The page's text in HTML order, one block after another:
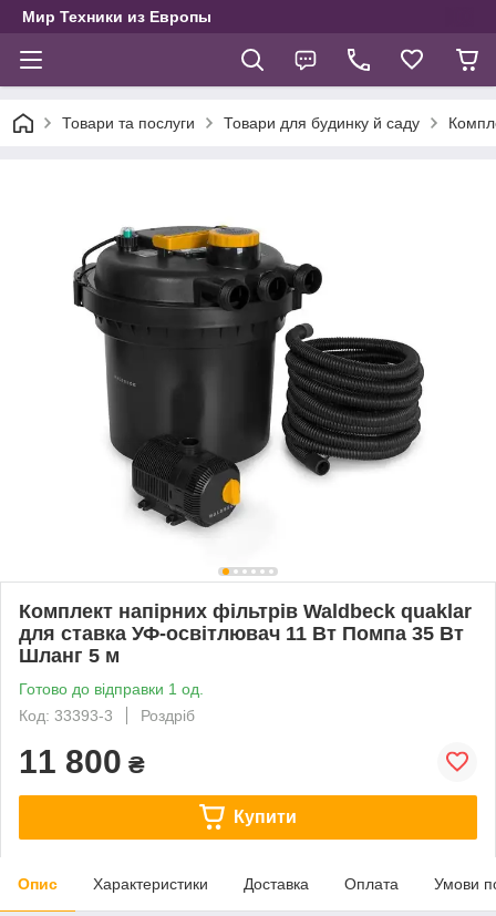
Мир Техники из Европы
Товари та послуги Товари для будинку й саду
Комплект напірних фільтрів Waldbeck quaklar
для ставка УФ-освітлювач 11 Вт Помпа 35 Вт
Шланг 5 м
Готово до відправки 1 од.
Код: 33393-3
Роздріб
11 800 ₴
Купити
Опис Характеристики Доставка Оплата Умови